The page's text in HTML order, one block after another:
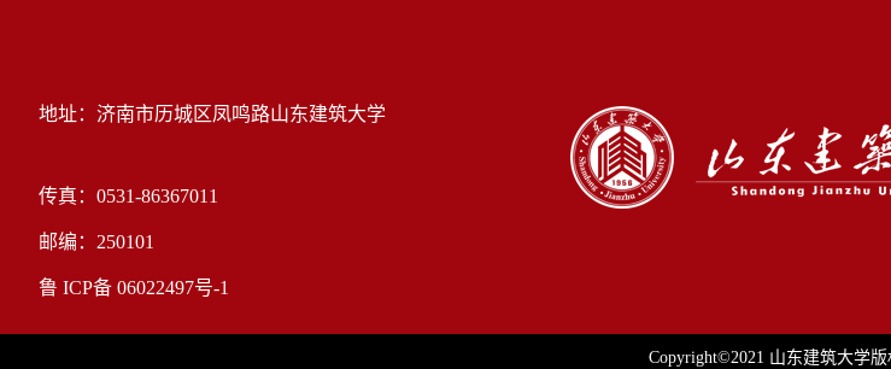
地址：济南市历城区凤鸣路山东建筑大学
传真：0531-86367011
邮编：250101
鲁 ICP备 06022497号-1
Copyright©2021 山东建筑大学